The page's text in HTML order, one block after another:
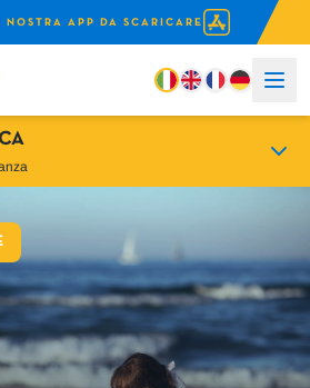
NOSTRA APP DA SCARICARE